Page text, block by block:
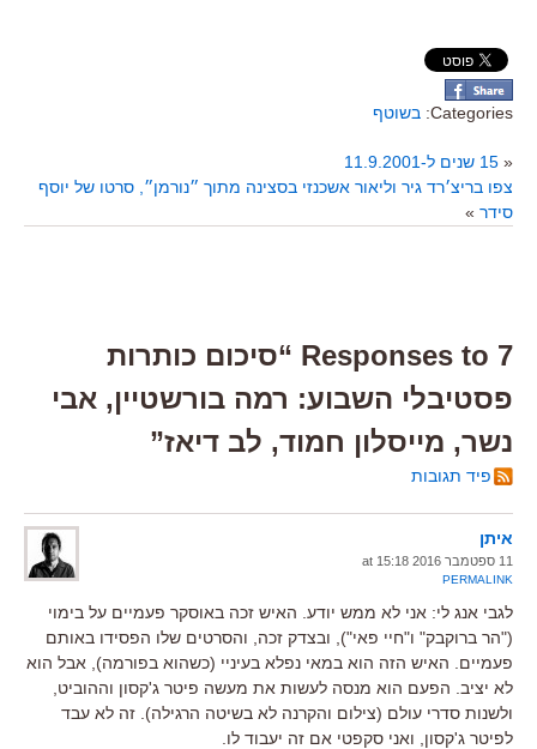
Categories: בשוטף
« 15 שנים ל-11.9.2001
צפו בריצ׳רד גיר וליאור אשכנזי בסצינה מתוך ״נורמן״, סרטו של יוסף
סידר »
7 Responses to “סיכום כותרות
פסטיבלי השבוע: רמה בורשטיין, אבי
נשר, מייסלון חמוד, לב דיאז”
פיד תגובות
איתן
11 ספטמבר 2016 at 15:18
PERMALINK
לגבי אנג לי: אני לא ממש יודע. האיש זכה באוסקר פעמיים על בימוי
("הר ברוקבק" ו"חיי פאי"), ובצדק זכה, והסרטים שלו הפסידו באותם
פעמיים. האיש הזה הוא במאי נפלא בעיניי (כשהוא בפורמה), אבל הוא
לא יציב. הפעם הוא מנסה לעשות את מעשה פיטר ג'קסון וההוביט,
ולשנות סדרי עולם (צילום והקרנה לא בשיטה הרגילה). זה לא עבד
לפיטר ג'קסון, ואני סקפטי אם זה יעבוד לו.